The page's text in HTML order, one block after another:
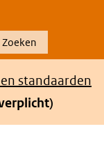
Zoeken
standaarden